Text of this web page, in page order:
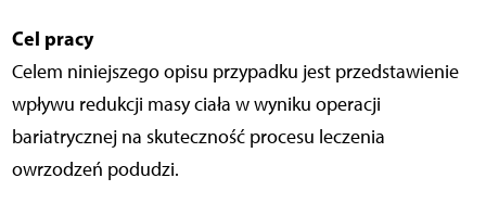
Cel pracy
Celem niniejszego opisu przypadku jest przedstawienie
wpływu redukcji masy ciała w wyniku operacji
bariatrycznej na skuteczność procesu leczenia
owrzodzeń podudzi.